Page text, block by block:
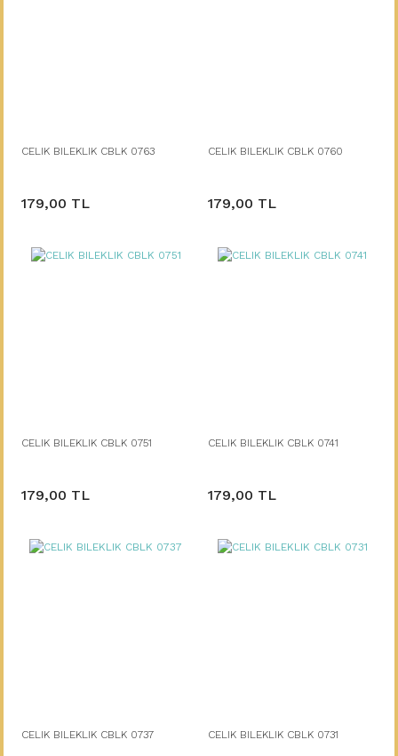
CELIK BILEKLIK CBLK 0763
179,00 TL
CELIK BILEKLIK CBLK 0760
179,00 TL
CELIK BILEKLIK CBLK 0751
179,00 TL
CELIK BILEKLIK CBLK 0741
179,00 TL
CELIK BILEKLIK CBLK 0737 CELIK BILEKLIK CBLK 0731